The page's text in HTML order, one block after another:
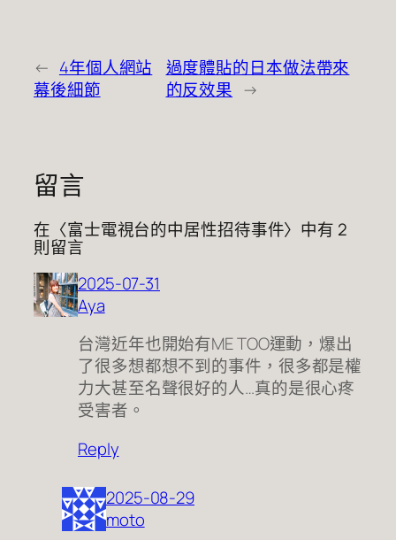
← 4年個人網站
幕後細節
過度體貼的日本做法帶來
的反效果 →
留言
在〈富士電視台的中居性招待事件〉中有 2
則留言
2025-07-31
Aya
台灣近年也開始有ME TOO運動，爆出
了很多想都想不到的事件，很多都是權
力大甚至名聲很好的人…真的是很心疼
受害者。
Reply
2025-08-29
moto